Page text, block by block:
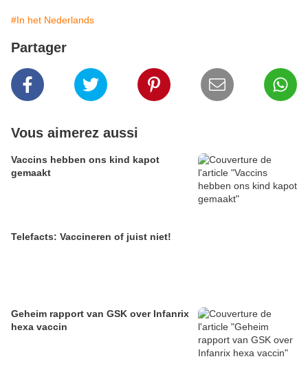
#In het Nederlands
Partager
Vous aimerez aussi
Vaccins hebben ons kind kapot
gemaakt
Telefacts: Vaccineren of juist niet!
Geheim rapport van GSK over Infanrix
hexa vaccin